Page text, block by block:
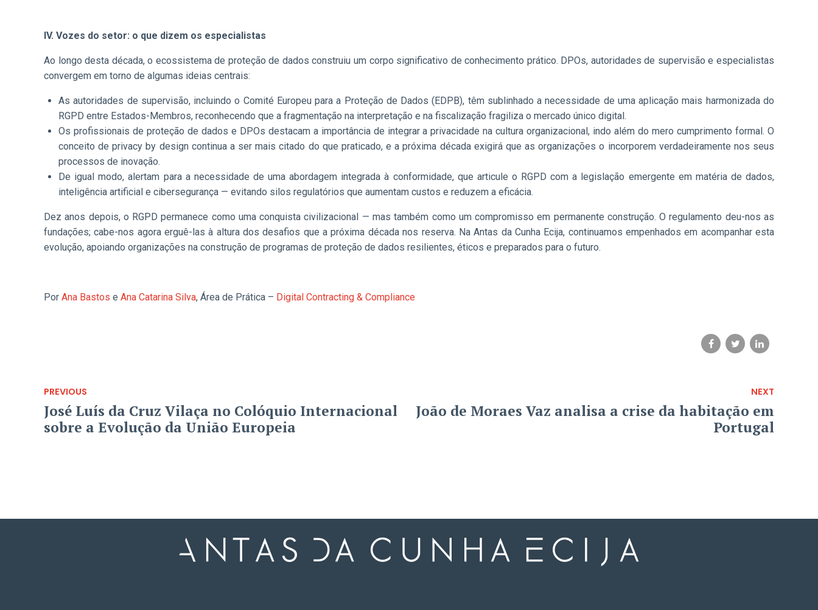
IV. Vozes do setor: o que dizem os especialistas
Ao longo desta década, o ecossistema de proteção de dados construiu um corpo significativo de conhecimento prático. DPOs, autoridades de supervisão e especialistas
convergem em torno de algumas ideias centrais:
As autoridades de supervisão, incluindo o Comité Europeu para a Proteção de Dados (EDPB), têm sublinhado a necessidade de uma aplicação mais harmonizada do
RGPD entre Estados-Membros, reconhecendo que a fragmentação na interpretação e na fiscalização fragiliza o mercado único digital.
Os profissionais de proteção de dados e DPOs destacam a importância de integrar a privacidade na cultura organizacional, indo além do mero cumprimento formal. O
conceito de privacy by design continua a ser mais citado do que praticado, e a próxima década exigirá que as organizações o incorporem verdadeiramente nos seus
processos de inovação.
De igual modo, alertam para a necessidade de uma abordagem integrada à conformidade, que articule o RGPD com a legislação emergente em matéria de dados,
inteligência artificial e cibersegurança — evitando silos regulatórios que aumentam custos e reduzem a eficácia.
Dez anos depois, o RGPD permanece como uma conquista civilizacional — mas também como um compromisso em permanente construção. O regulamento deu-nos as
fundações; cabe-nos agora erguê-las à altura dos desafios que a próxima década nos reserva. Na Antas da Cunha Ecija, continuamos empenhados em acompanhar esta
evolução, apoiando organizações na construção de programas de proteção de dados resilientes, éticos e preparados para o futuro.
Por Ana Bastos e Ana Catarina Silva, Área de Prática – Digital Contracting & Compliance
PREVIOUS
José Luís da Cruz Vilaça no Colóquio Internacional
sobre a Evolução da União Europeia
NEXT
João de Moraes Vaz analisa a crise da habitação em
Portugal